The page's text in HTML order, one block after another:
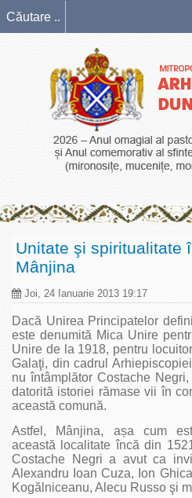
Unitate şi spiritualitate
Mânjina
Joi, 24 Ianuarie 2013 19:17
Dacă Unirea Principatelor
este denumită Mica Unire
Unire de la 1918, pentru
Galaţi, din cadrul
nu întâmplător Costache
datorită istoriei rămase vii în
această comună.
Astfel, Mânjina, așa cum
această localitate încă din
Costache Negri a avut ca
Alexandru Ioan Cuza, Ion
Kogălniceanu, Alecu Russo şi